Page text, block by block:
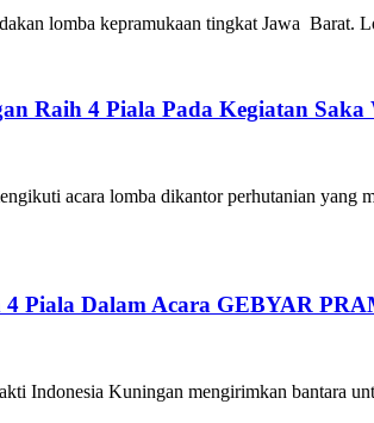
lomba kepramukaan tingkat Jawa Barat.
Raih 4 Piala Pada Kegiatan Saka
acara lomba dikantor perhutanian
Piala Dalam Acara GEBYAR
Indonesia Kuningan mengirimkan bantara